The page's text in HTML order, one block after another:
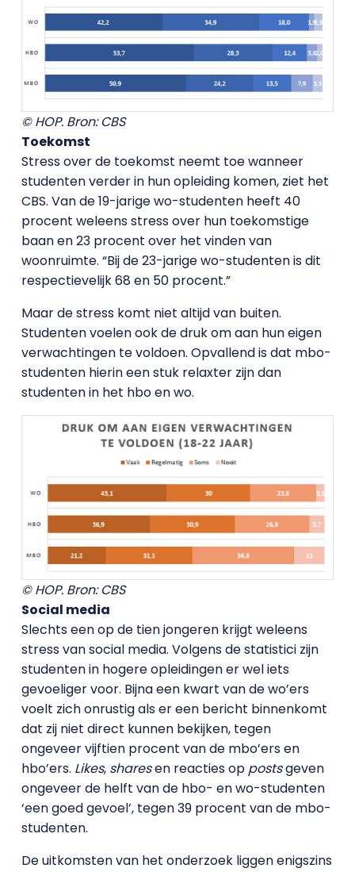
© HOP. Bron: CBS
Toekomst
Stress over de toekomst neemt toe wanneer
studenten verder in hun opleiding komen, ziet het
CBS. Van de 19-jarige wo-studenten heeft 40
procent weleens stress over hun toekomstige
baan en 23 procent over het vinden van
woonruimte. “Bij de 23-jarige wo-studenten is dit
respectievelijk 68 en 50 procent.”
Maar de stress komt niet altijd van buiten.
Studenten voelen ook de druk om aan hun eigen
verwachtingen te voldoen. Opvallend is dat mbo-
studenten hierin een stuk relaxter zijn dan
studenten in het hbo en wo.
© HOP. Bron: CBS
Social media
Slechts een op de tien jongeren krijgt weleens
stress van social media. Volgens de statistici zijn
studenten in hogere opleidingen er wel iets
gevoeliger voor. Bijna een kwart van de wo’ers
voelt zich onrustig als er een bericht binnenkomt
dat zij niet direct kunnen bekijken, tegen
ongeveer vijftien procent van de mbo’ers en
hbo’ers. Likes, sharesen reacties op postsgeven
ongeveer de helft van de hbo- en wo-studenten
‘een goed gevoel’, tegen 39 procent van de mbo-
studenten.
De uitkomsten van het onderzoek liggen enigszins